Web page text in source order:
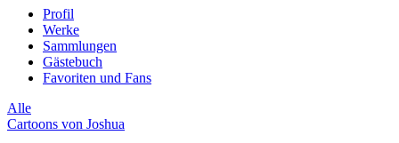
Profil
Werke
Sammlungen
Gästebuch
Favoriten und Fans
Alle
Cartoons von Joshua